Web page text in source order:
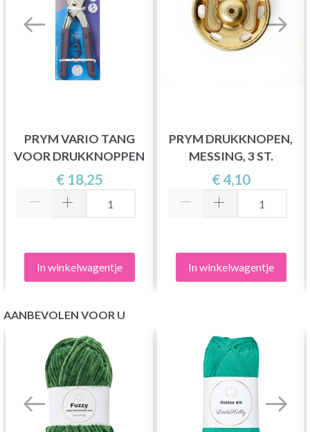
PRYM VARIO TANG
VOOR DRUKKNOPPEN
€ 18,25
In winkelwagentje
PRYM DRUKKNOPEN,
MESSING, 3 ST.
€ 4,10
In winkelwagentje
AANBEVOLEN VOOR U